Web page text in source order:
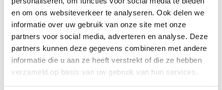
en om ons websiteverkeer te analyseren. Ook delen we
informatie over uw gebruik van onze site met onze
partners voor social media, adverteren en analyse. Deze
partners kunnen deze gegevens combineren met andere
informatie die u aan ze heeft verstrekt of die ze hebben
verzameld op basis van uw gebruik van hun services.
Flyer Go Tour 5.43
Accu capaciteit: 750
5.199,00